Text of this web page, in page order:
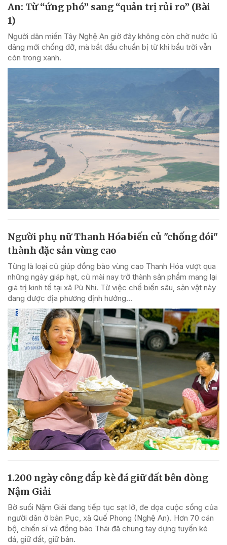
An: Từ “ứng phó” sang “quản trị rủi ro” (Bài
1)
Người dân miền Tây Nghệ An giờ đây không còn chờ nước lũ
dâng mới chống đỡ, mà bắt đầu chuẩn bị từ khi bầu trời vẫn
còn trong xanh.
Người phụ nữ Thanh Hóa biến củ "chống đói"
thành đặc sản vùng cao
Từng là loại củ giúp đồng bào vùng cao Thanh Hóa vượt qua
những ngày giáp hạt, củ mài nay trở thành sản phẩm mang lại
giá trị kinh tế tại xã Pù Nhi. Từ việc chế biến sâu, sản vật này
đang được địa phương định hướng...
1.200 ngày công đắp kè đá giữ đất bên dòng
Nậm Giải
Bờ suối Nậm Giải đang tiếp tục sạt lở, đe dọa cuộc sống của
người dân ở bản Pục, xã Quế Phong (Nghệ An). Hơn 70 cán
bộ, chiến sĩ và đồng bào Thái đã chung tay dựng tuyến kè
đá, giữ đất, giữ bản.